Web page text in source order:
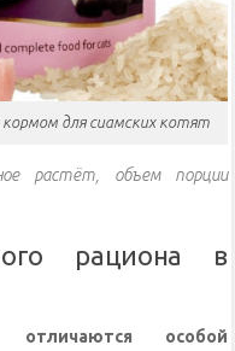
для сиамских котят
растёт, объем порции
рациона в
отличаются особой